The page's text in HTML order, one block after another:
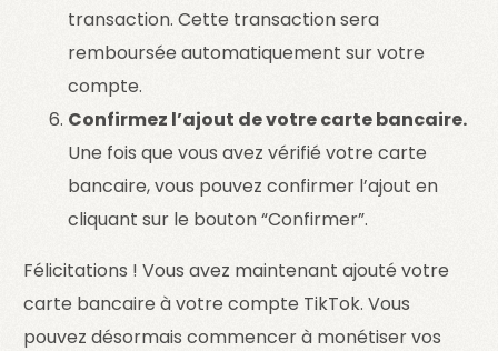
transaction. Cette transaction sera
remboursée automatiquement sur votre
compte.
Confirmez l’ajout de votre carte bancaire.
Une fois que vous avez vérifié votre carte
bancaire, vous pouvez confirmer l’ajout en
cliquant sur le bouton “Confirmer”.
Félicitations ! Vous avez maintenant ajouté votre
carte bancaire à votre compte TikTok. Vous
pouvez désormais commencer à monétiser vos